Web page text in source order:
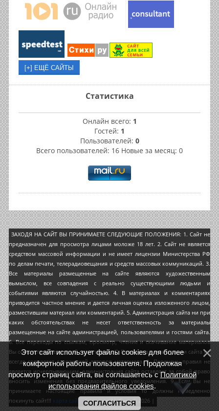
Статистика
Онлайн всего: 1
Гостей: 1
Пользователей: 0
Всего пользователей: 16 Новые за месяц: 0
ЗАХОДЯ НА САЙТ ВЫ ПРИНИМАЕТЕ СЛЕДУЮЩИЕ ПОЛОЖЕНИЯ: 1. Сайт не
предназначен для просмотра лицами моложе 18 лет. 2. Сайт не является
средством массовой информации и не имеет лицензии Министерства РФ
по делам печати, телерадиовещания и средств массовых коммуникаций. 3.
Все материалы размещенные на сайте являются художественным
вымыслом, все совпадения с реально существующими людьми и
событиями являются случайностью. 4. В материалах и комментариях
приводится частное мнение и дается личная оценка изложенного лицом,
разместившим материал или комментарий. 5. Администрация сайта ни при
каких обстоятельствах не несет ответственность за материалы
размещенные на сайте администрацией, пользователями и гостями сайта.
6. Все переходы по ссылкам, просмотр, чтение и скачивание материалов
Вы осуществляете на свой страх и риск. 7. Позиция администрации сайта не
всегда совпадает с позицией авторов материала. 8. Перечень правил не
является исчерпывающим, администрация сайта оставляет за собой право
вносить изменения без предварительного уведомления. 9. Если Вы не
принимаете настоящие правила и условия то должны немедленно
покинуть сайт!!! карта сайта Copyright MyCorp © 2026
Этот сайт использует файлы cookies для более
комфортной работы пользователя. Продолжая
просмотр страниц сайта, вы соглашаетесь сПолитикой
использования файлов cookies.
СОГЛАСИТЬСЯ